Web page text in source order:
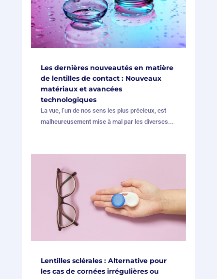
Les dernières nouveautés en matière
de lentilles de contact : Nouveaux
matériaux et avancées
technologiques
La vue, l’un de nos sens les plus précieux, est
malheureusement mise à mal par les diverses...
Lentilles sclérales : Alternative pour
les cas de cornées irrégulières ou